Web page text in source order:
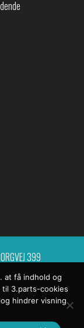
399
at få indhold og
til 3.parts-cookies
hindrer visning